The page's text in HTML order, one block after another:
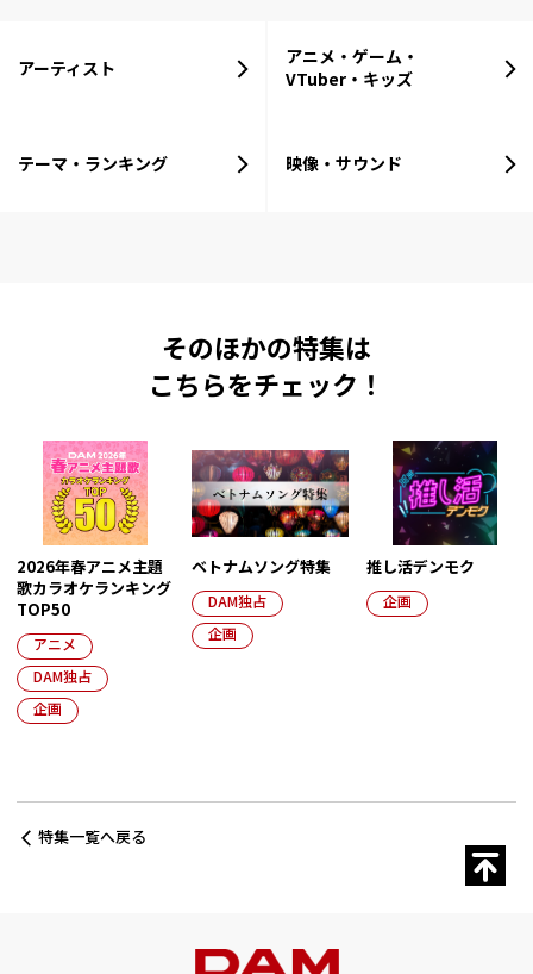
アーティスト
アニメ・ゲーム・
VTuber・キッズ
テーマ・ランキング 映像・サウンド
そのほかの特集は
こちらをチェック！
2026年春アニメ主題
歌カラオケランキング
TOP50
アニメ
DAM独占
企画
ベトナムソング特集
DAM独占
企画
推し活デンモク
企画
特集一覧へ戻る